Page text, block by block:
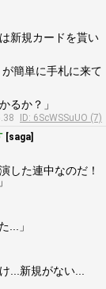
新規カードを貰い
簡単に手札に来て
るか？」
ID: 6ScWSSuUO (7)
[saga]
した連中なのだ！
...」
...新規がない...